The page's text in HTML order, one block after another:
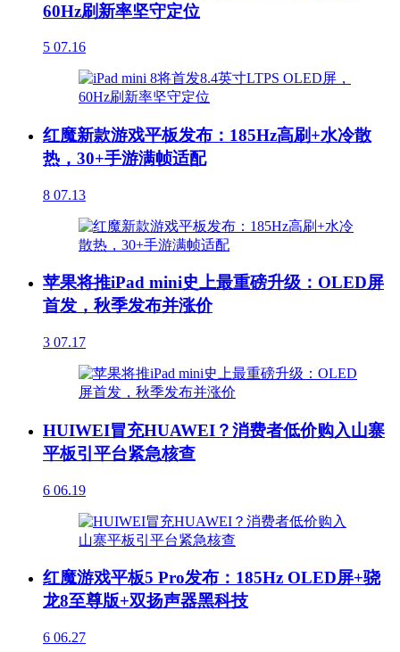
60Hz刷新率坚守定位
5 07.16
红魔新款游戏平板发布：185Hz高刷+水冷散
热，30+手游满帧适配
8 07.13
苹果将推iPad mini史上最重磅升级：OLED屏
首发，秋季发布并涨价
3 07.17
HUIWEI冒充HUAWEI？消费者低价购入山寨
平板引平台紧急核查
6 06.19
红魔游戏平板5 Pro发布：185Hz OLED屏+骁
龙8至尊版+双扬声器黑科技
6 06.27